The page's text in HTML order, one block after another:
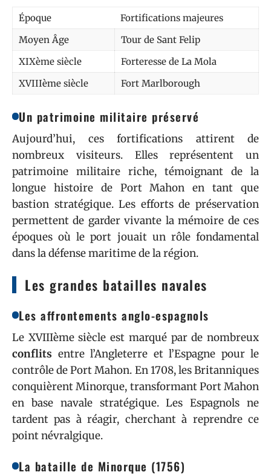
Époque
Fortifications majeures
Moyen Âge
Tour de Sant Felip
XIXème siècle
Forteresse de La Mola
XVIIIème siècle
Fort Marlborough
Un patrimoine militaire préservé
Aujourd’hui, ces fortifications attirent de
nombreux visiteurs. Elles représentent un
patrimoine militaire riche, témoignant de la
longue histoire de Port Mahon en tant que
bastion stratégique. Les efforts de préservation
permettent de garder vivante la mémoire de ces
époques où le port jouait un rôle fondamental
dans la défense maritime de la région.
Les grandes batailles navales
Les affrontements anglo-espagnols
Le XVIIIème siècle est marqué par de nombreux
conflits entre l’Angleterre et l’Espagne pour le
contrôle de Port Mahon. En 1708, les Britanniques
conquièrent Minorque, transformant Port Mahon
en base navale stratégique. Les Espagnols ne
tardent pas à réagir, cherchant à reprendre ce
point névralgique.
La bataille de Minorque (1756)